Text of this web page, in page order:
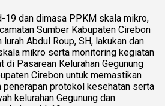
19 dan dimasa PPKM skala mikro,
Sumber Kabupaten Cirebon
Abdul Roup, SH, lakukan dan
mikro serta monitoring kegiatan
di Pasarean Kelurahan Gegunung
Cirebon untuk memastikan
protokol kesehatan serta
kelurahan Gegunung dan